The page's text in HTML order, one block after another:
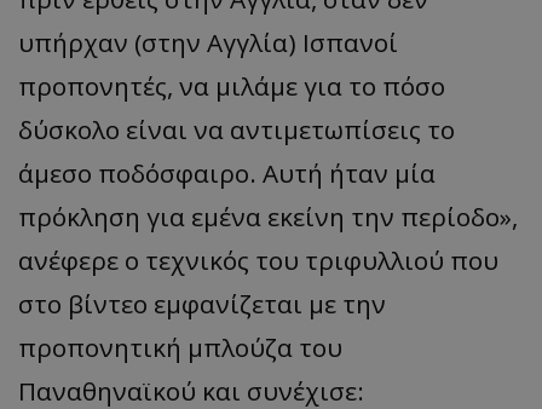
υπήρχαν (στην Αγγλία) Ισπανοί
προπονητές, να μιλάμε για το πόσο
δύσκολο είναι να αντιμετωπίσεις το
άμεσο ποδόσφαιρο. Αυτή ήταν μία
πρόκληση για εμένα εκείνη την περίοδο»,
ανέφερε ο τεχνικός του τριφυλλιού που
στο βίντεο εμφανίζεται με την
προπονητική μπλούζα του
Παναθηναϊκού και συνέχισε: